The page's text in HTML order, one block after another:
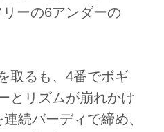
ーの6アンダーの
取るも、4番でボギ
とリズムが崩れかけ
続バーディで締め、